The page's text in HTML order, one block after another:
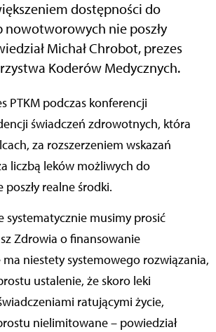
dostępności do
nowotworowych nie poszły
Michał Chrobot, prezes
Koderów Medycznych.
świadczeń zdrowotnych, która
za rozszerzeniem wskazań
liczbą leków możliwych do
realne środki.
systematycznie musimy prosić
Zdrowia o finansowanie
niestety systemowego rozwiązania,
ustalenie, że skoro leki
ratującymi życie,
nielimitowane – powiedział